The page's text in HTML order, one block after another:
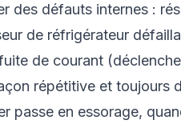
des défauts internes :
de réfrigérateur
de courant
répétitive et toujours
passe en essorage,